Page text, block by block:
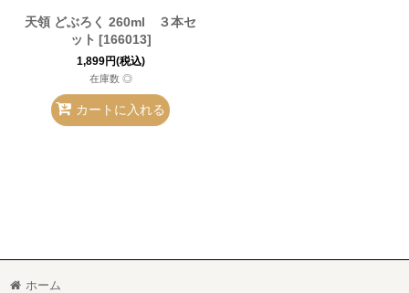
天領 どぶろく 260ml ３本セ
ット [166013]
1,899円(税込)
在庫数 ◎
カートに入れる
ホーム